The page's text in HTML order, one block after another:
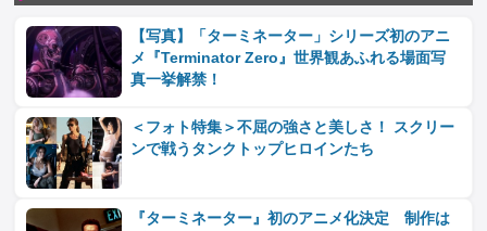
【写真】「ターミネーター」シリーズ初のアニ
メ『Terminator Zero』世界観あふれる場面写
真一挙解禁！
＜フォト特集＞不屈の強さと美しさ！ スクリー
ンで戦うタンクトップヒロインたち
『ターミネーター』初のアニメ化決定 制作は